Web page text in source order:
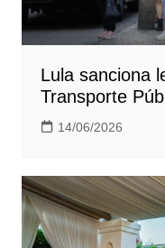
Lula sanciona
Transporte
14/06/2026